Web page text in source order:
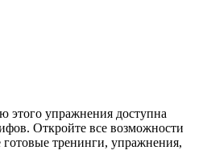
этого упражнения доступна
Откройте все возможности
готовые тренинги, упражнения,